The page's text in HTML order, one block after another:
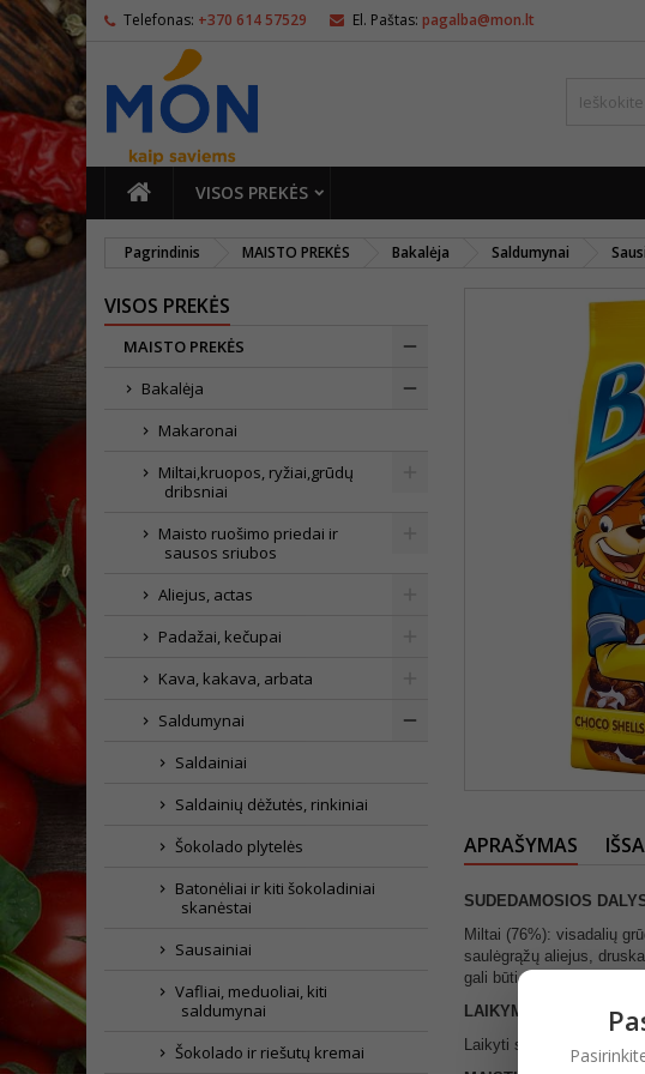
Telefonas: +370 614 57529 El. Paštas: pagalba@mon.lt
PAGRINDINIS
VISOS PREKĖS
Pagrindinis MAISTO PREKĖS Bakalėja Saldumynai
VISOS PREKĖS
MAISTO PREKĖS
Bakalėja
Makaronai
Miltai,kruopos, ryžiai,grūdų
dribsniai
Maisto ruošimo priedai ir
sausos sriubos
Aliejus, actas
Padažai, kečupai
Kava, kakava, arbata
Saldumynai
Saldainiai
Saldainių dėžutės, rinkiniai
Šokolado plytelės
Batonėliai ir kiti šokoladiniai
skanėstai
Sausainiai
Vafliai, meduoliai, kiti
saldumynai
Šokolado ir riešutų kremai
APRAŠYMAS
SUDEDAMOSIOS
Miltai (76%): visadalių
saulėgrąžų aliejus,
gali būti pieno, sojos.
LAIKYMO SĄLYGOS
Laikyti sausoje, vėsioje